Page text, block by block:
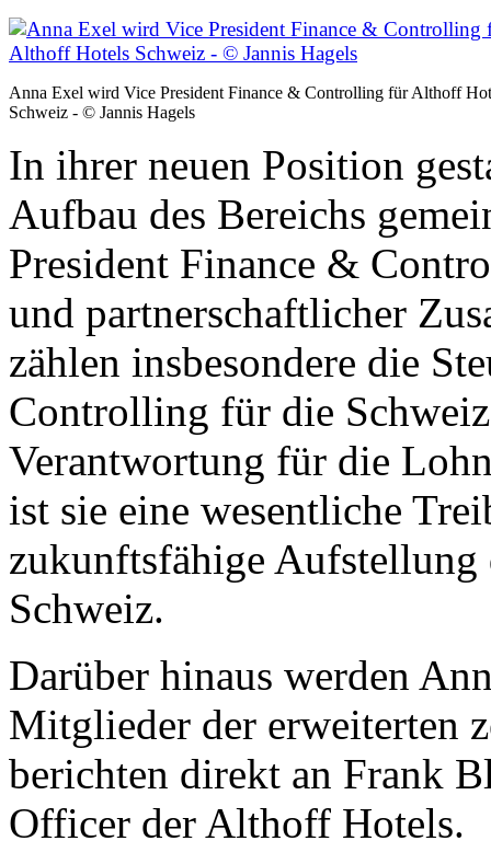
Anna Exel wird Vice President Finance & Controlling für Althoff
Schweiz - © Jannis Hagels
In ihrer neuen Position
Aufbau des Bereichs
President Finance &
und partnerschaftlicher
zählen insbesondere die
Controlling für die
Verantwortung für die
ist sie eine wesentliche
zukunftsfähige Aufstellung
Schweiz.
Darüber hinaus werden
Mitglieder der erweiterten
berichten direkt an Frank
Officer der Althoff Hotels.